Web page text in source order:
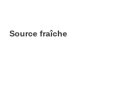
Source fraîche